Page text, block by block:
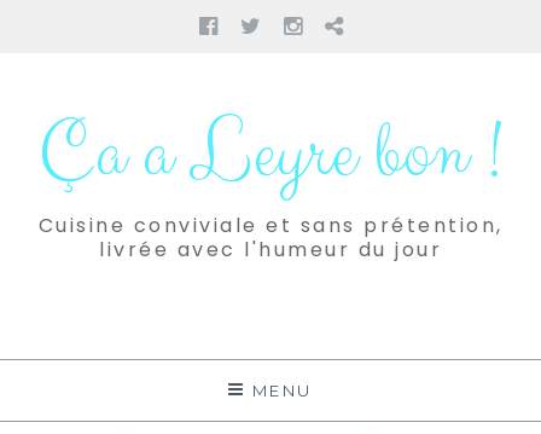
Facebook
TwitterInstagram
Pinterest
contenuÇa a Leyre bon !
Cuisine conviviale et sans prétention,
livrée avec l'humeur du jour
MENU